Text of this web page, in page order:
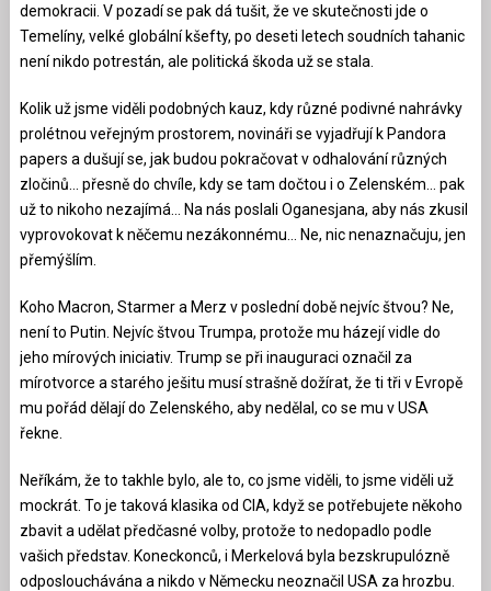
demokracii. V pozadí se pak dá tušit, že ve skutečnosti jde o
Temelíny, velké globální kšefty, po deseti letech soudních tahanic
není nikdo potrestán, ale politická škoda už se stala.
Kolik už jsme viděli podobných kauz, kdy různé podivné nahrávky
prolétnou veřejným prostorem, novináři se vyjadřují k Pandora
papers a dušují se, jak budou pokračovat v odhalování různých
zločinů… přesně do chvíle, kdy se tam dočtou i o Zelenském… pak
už to nikoho nezajímá… Na nás poslali Oganesjana, aby nás zkusil
vyprovokovat k něčemu nezákonnému… Ne, nic nenaznačuju, jen
přemýšlím.
Koho Macron, Starmer a Merz v poslední době nejvíc štvou? Ne,
není to Putin. Nejvíc štvou Trumpa, protože mu házejí vidle do
jeho mírových iniciativ. Trump se při inauguraci označil za
mírotvorce a starého ješitu musí strašně dožírat, že ti tři v Evropě
mu pořád dělají do Zelenského, aby nedělal, co se mu v USA
řekne.
Neříkám, že to takhle bylo, ale to, co jsme viděli, to jsme viděli už
mockrát. To je taková klasika od CIA, když se potřebujete někoho
zbavit a udělat předčasné volby, protože to nedopadlo podle
vašich představ. Koneckonců, i Merkelová byla bezskrupulózně
odposlouchávána a nikdo v Německu neoznačil USA za hrozbu.